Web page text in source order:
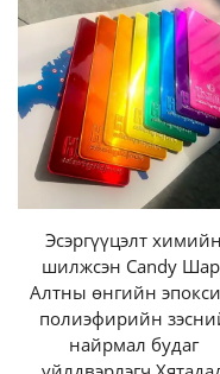
нь металл суурь
урьдчилан
ажиллах хугацааг
өртгийг нь
3. Орчныг
Тусгай өнгийн
шингэн хучилтоос
боломж юм. Учир
нийлмэл бодис
бохирдуулагч
Эсэргүүцэлт химийн
шилжсэн Candy
Алтны өнгийн
полиэфирийн
найрмал будаг